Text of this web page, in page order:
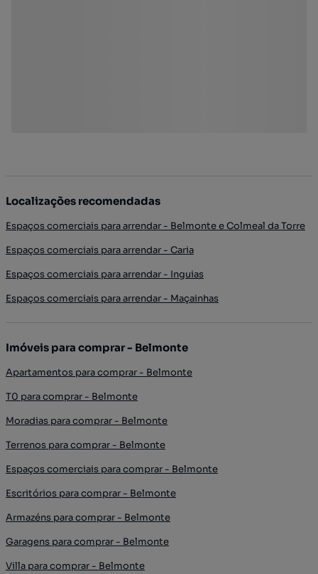
Localizações recomendadas
Espaços comerciais para arrendar - Belmonte e Colmeal da Torre
Espaços comerciais para arrendar - Caria
Espaços comerciais para arrendar - Inguias
Espaços comerciais para arrendar - Maçainhas
Imóveis para comprar - Belmonte
Apartamentos para comprar - Belmonte
T0 para comprar - Belmonte
Moradias para comprar - Belmonte
Terrenos para comprar - Belmonte
Espaços comerciais para comprar - Belmonte
Escritórios para comprar - Belmonte
Armazéns para comprar - Belmonte
Garagens para comprar - Belmonte
Villa para comprar - Belmonte